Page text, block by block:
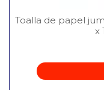
Toalla de papel
x